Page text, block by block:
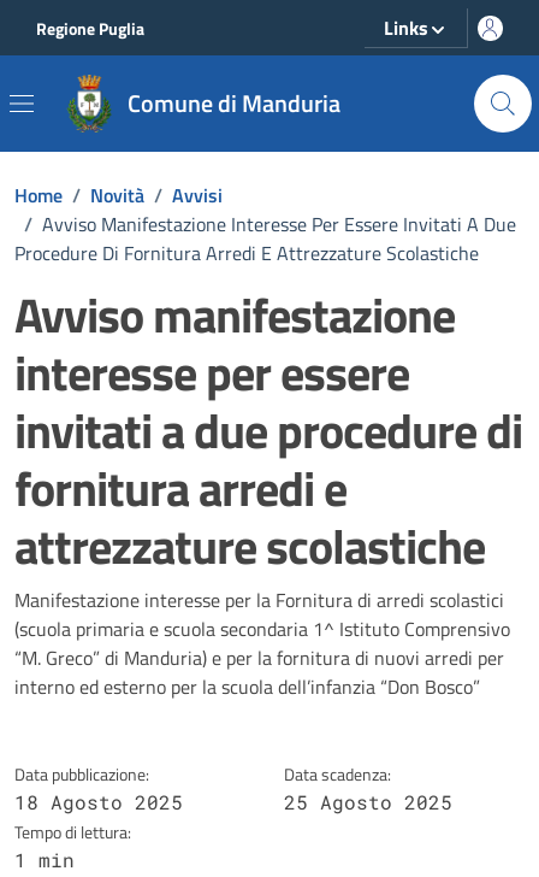
Regione Puglia Links
Comune di Manduria
Home / Novità / Avvisi
/ Avviso Manifestazione Interesse Per Essere Invitati A Due
Procedure Di Fornitura Arredi E Attrezzature Scolastiche
Avviso manifestazione
interesse per essere
invitati a due procedure di
fornitura arredi e
attrezzature scolastiche
Dettagli della notizia
Manifestazione interesse per la Fornitura di arredi scolastici
(scuola primaria e scuola secondaria 1^ Istituto Comprensivo
“M. Greco” di Manduria) e per la fornitura di nuovi arredi per
interno ed esterno per la scuola dell’infanzia “Don Bosco”
Data pubblicazione:
18 Agosto 2025
Data scadenza:
25 Agosto 2025
Tempo di lettura:
1 min